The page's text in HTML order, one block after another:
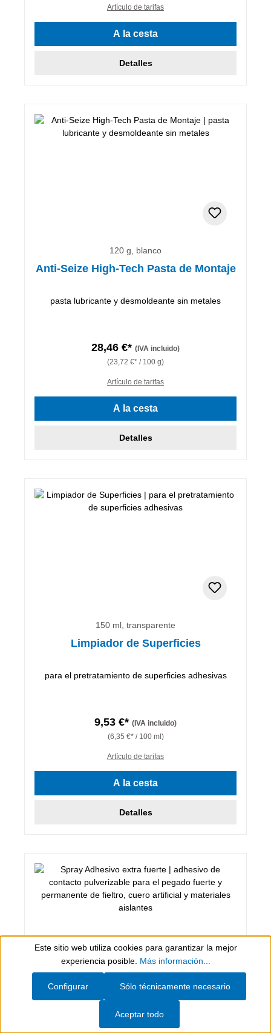
Artículo de tarifas
A la cesta
Detalles
120 g, blanco
Anti-Seize High-Tech Pasta de Montaje
pasta lubricante y desmoldeante sin metales
28,46 €* (IVA incluido)
(23,72 €* / 100 g)
Artículo de tarifas
A la cesta
Detalles
150 ml, transparente
Limpiador de Superficies
para el pretratamiento de superficies adhesivas
9,53 €* (IVA incluido)
(6,35 €* / 100 ml)
Artículo de tarifas
A la cesta
Detalles
Spray Adhesivo extra fuerte
Show toolbar
Este sitio web utiliza cookies para garantizar la mejor
experiencia posible. Más información...
Sólo técnicamente necesario
Configurar
Aceptar todo